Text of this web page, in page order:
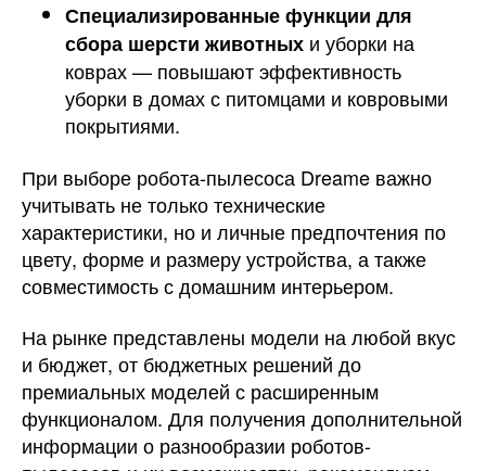
Специализированные функции для
сбора шерсти животных и уборки на
коврах — повышают эффективность
уборки в домах с питомцами и ковровыми
покрытиями.
При выборе робота-пылесоса Dreame важно
учитывать не только технические
характеристики, но и личные предпочтения по
цвету, форме и размеру устройства, а также
совместимость с домашним интерьером.
На рынке представлены модели на любой вкус
и бюджет, от бюджетных решений до
премиальных моделей с расширенным
функционалом. Для получения дополнительной
информации о разнообразии роботов-